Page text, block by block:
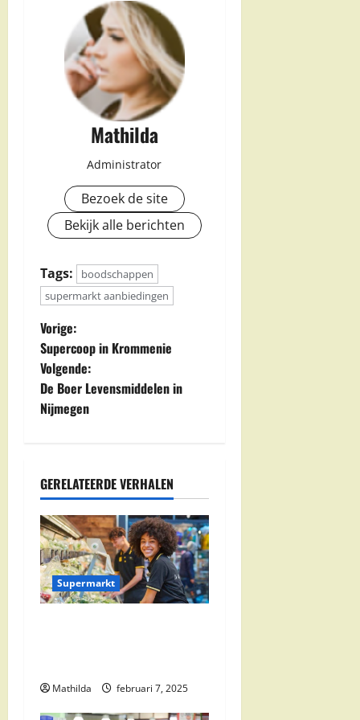
Mathilda
Administrator
Bezoek de site
Bekijk alle berichten
Tags:
boodschappen
supermarkt aanbiedingen
B
e
r
c
h
t
n
a
g
Vorige:
Supercoop in Krommenie
Volgende:
De Boer Levensmiddelen in
Nijmegen
GERELATEERDE VERHALEN
Supermarkt
Mathilda februari 7, 2025